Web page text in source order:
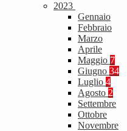
2023
Gennaio
Febbraio
Marzo
Aprile
Maggio 7
Giugno 34
Luglio 4
Agosto 2
Settembre
Ottobre
Novembre